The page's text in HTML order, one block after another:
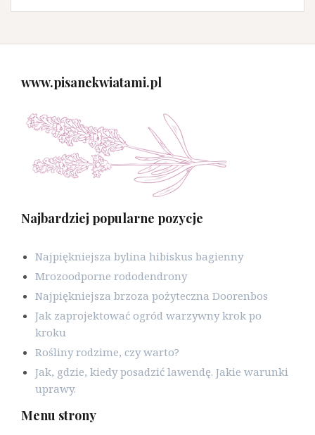
www.pisanekwiatami.pl
Najbardziej popularne pozycje
Najpiękniejsza bylina hibiskus bagienny
Mrozoodporne rododendrony
Najpiękniejsza brzoza pożyteczna Doorenbos
Jak zaprojektować ogród warzywny krok po
kroku
Rośliny rodzime, czy warto?
Jak, gdzie, kiedy posadzić lawendę. Jakie warunki
uprawy.
Menu strony